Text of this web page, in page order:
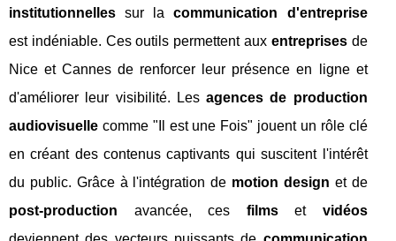
institutionnelles sur lacommunication d'entreprise
est indéniable. Ces outils permettent aux entreprisesde
Nice et Cannes de renforcer leur présence en ligne et
d'améliorer leur visibilité. Lesagences de production
audiovisuelle comme "Il est une Fois" jouent un rôle clé
en créant des contenus captivants qui suscitent l'intérêt
du public. Grâce à l'intégration de motion design et de
post-production avancée, ces filmset vidéos